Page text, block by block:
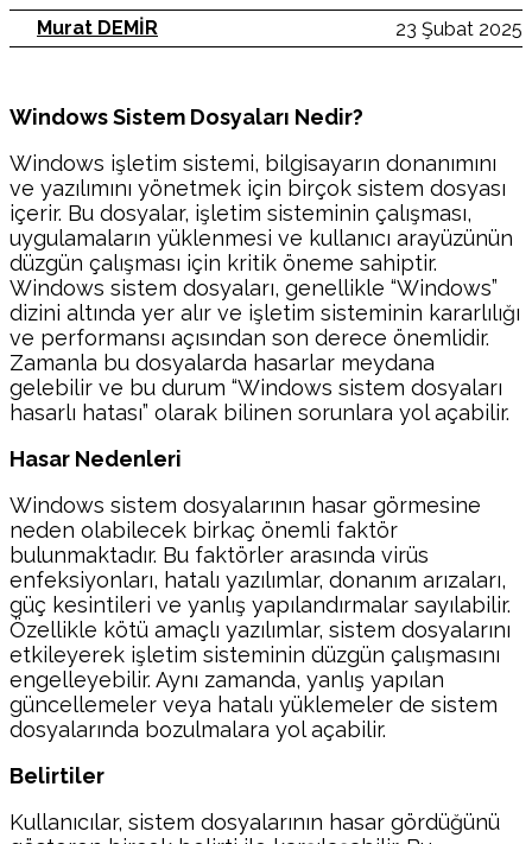
23 Şubat 2025
Murat DEMİR
Windows Sistem Dosyaları Nedir?
Windows işletim sistemi, bilgisayarın donanımını
ve yazılımını yönetmek için birçok sistem dosyası
içerir. Bu dosyalar, işletim sisteminin çalışması,
uygulamaların yüklenmesi ve kullanıcı arayüzünün
düzgün çalışması için kritik öneme sahiptir.
Windows sistem dosyaları, genellikle “Windows”
dizini altında yer alır ve işletim sisteminin kararlılığı
ve performansı açısından son derece önemlidir.
Zamanla bu dosyalarda hasarlar meydana
gelebilir ve bu durum “Windows sistem dosyaları
hasarlı hatası” olarak bilinen sorunlara yol açabilir.
Hasar Nedenleri
Windows sistem dosyalarının hasar görmesine
neden olabilecek birkaç önemli faktör
bulunmaktadır. Bu faktörler arasında virüs
enfeksiyonları, hatalı yazılımlar, donanım arızaları,
güç kesintileri ve yanlış yapılandırmalar sayılabilir.
Özellikle kötü amaçlı yazılımlar, sistem dosyalarını
etkileyerek işletim sisteminin düzgün çalışmasını
engelleyebilir. Aynı zamanda, yanlış yapılan
güncellemeler veya hatalı yüklemeler de sistem
dosyalarında bozulmalara yol açabilir.
Belirtiler
Kullanıcılar, sistem dosyalarının hasar gördüğünü